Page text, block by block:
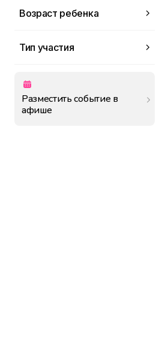
Скидка
Для детей
Возраст ребенка
0 18
Тип участия
Групповое
Разместить событие в
афише